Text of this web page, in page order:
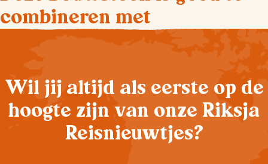
combineren met
Wil jij altijd als eerste op de
hoogte zijn van onze Riksja
Reisnieuwtjes?